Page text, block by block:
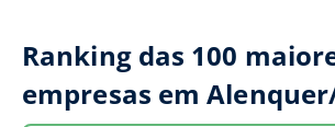
Ranking das 100
empresas em